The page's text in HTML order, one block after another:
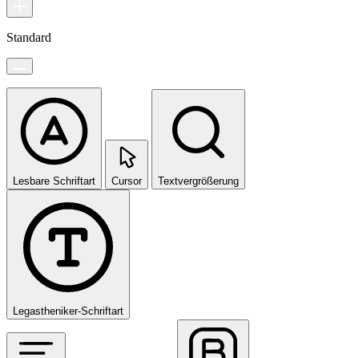
Standard
Lesbare Schriftart Cursor Textvergrößerung
Legastheniker-Schriftart